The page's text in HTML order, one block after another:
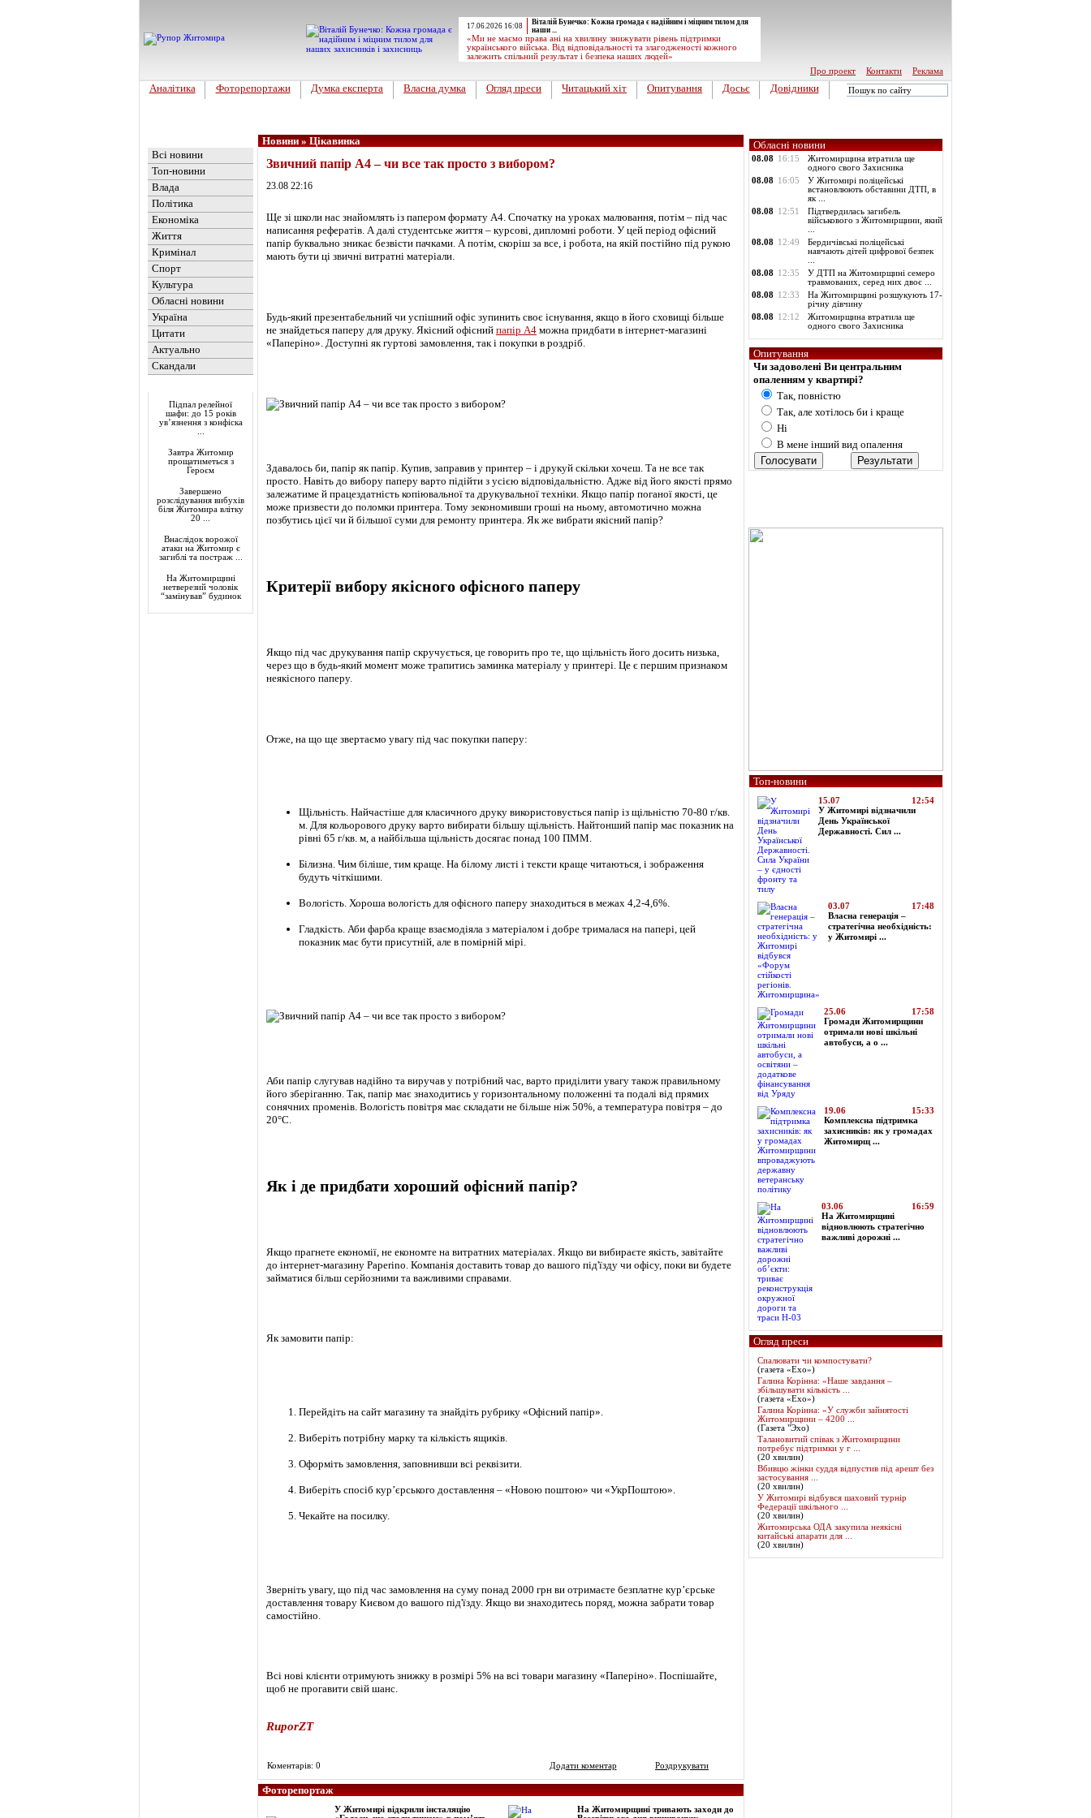
17.06.2026 16:08
Віталій Бунечко: Кожна громада є надійним і міцним тилом для
наши ...
«Ми не маємо права ані на хвилину знижувати рівень підтримки
українського війська. Від відповідальності та злагодженості кожного
залежить спільний результат і безпека наших людей»
Про проект
Контакти Реклама
Аналітика Фоторепортажи Думка експерта Власна думка Огляд преси Читацький хіт Опитування Досьє Довідники
Всі новини
Топ-новини
Влада
Політика
Економіка
Життя
Кримінал
Спорт
Культура
Обласні новини
Україна
Цитати
Актуально
Скандали
Підпал релейної
шафи: до 15 років
ув’язнення з конфіска
Завтра Житомир
прощатиметься з
Героєм
Завершено
розслідування вибухів
біля Житомира влітку
20 ...
Внаслідок ворожої
атаки на Житомир є
загиблі та постраж ...
На Житомирщині
нетверезий чоловік
“замінував” будинок
Новини»Цікавинка
Звичний папір А4 – чи все так просто з вибором?
23.08 22:16
Ще зі школи нас знайомлять із папером формату А4. Спочатку на уроках малювання, потім – під час
написання рефератів. А далі студентське життя – курсові, дипломні роботи. У цей період офісний
папір буквально зникає безвісти пачками. А потім, скоріш за все, і робота, на якій постійно під рукою
мають бути ці звичні витратні матеріали.
Будь-який презентабельний чи успішний офіс зупинить своє існування, якщо в його сховищі більше
не знайдеться паперу для друку. Якісний офісний папір А4 можна придбати в інтернет-магазині
«Паперіно». Доступні як гуртові замовлення, так і покупки в роздріб.
Здавалось би, папір як папір. Купив, заправив у принтер – і друкуй скільки хочеш. Та не все так
просто. Навіть до вибору паперу варто підійти з усією відповідальністю. Адже від його якості прямо
залежатиме й працездатність копіювальної та друкувальної техніки. Якщо папір поганої якості, це
може призвести до поломки принтера. Тому зекономивши гроші на ньому, автомотично можна
позбутись цієї чи й більшої суми для ремонту принтера. Як же вибрати якісний папір?
Критерії вибору якісного офісного паперу
Якщо під час друкування папір скручується, це говорить про те, що щільність його досить низька,
через що в будь-який момент може трапитись заминка матеріалу у принтері. Це є першим признаком
неякісного паперу.
Отже, на що ще звертаємо увагу під час покупки паперу:
Щільність. Найчастіше для класичного друку використовується папір із щільністю 70-80 г/кв.
м. Для кольорового друку варто вибирати більшу щільність. Найтонший папір має показник на
рівні 65 г/кв. м, а найбільша щільність досягає понад 100 ПММ.
Білизна. Чим біліше, тим краще. На білому листі і тексти краще читаються, і зображення
будуть чіткішими.
Вологість. Хороша вологість для офісного паперу знаходиться в межах 4,2-4,6%.
Гладкість. Аби фарба краще взаємодіяла з матеріалом і добре трималася на папері, цей
показник має бути присутній, але в помірній мірі.
Аби папір слугував надійно та виручав у потрібний час, варто приділити увагу також правильному
його зберіганню. Так, папір має знаходитись у горизонтальному положенні та подалі від прямих
сонячних променів. Вологість повітря має складати не більше ніж 50%, а температура повітря – до
20°C.
Як і де придбати хороший офісний папір?
Якщо прагнете економії, не економте на витратних матеріалах. Якщо ви вибираєте якість, завітайте
до інтернет-магазину Paperino. Компанія доставить товар до вашого під'їзду чи офісу, поки ви будете
займатися більш серйозними та важливими справами.
Як замовити папір:
Перейдіть на сайт магазину та знайдіть рубрику «Офісний папір».
Виберіть потрібну марку та кількість ящиків.
Оформіть замовлення, заповнивши всі реквізити.
Виберіть спосіб кур’єрського доставлення – «Новою поштою» чи «УкрПоштою».
Чекайте на посилку.
Зверніть увагу, що під час замовлення на суму понад 2000 грн ви отримаєте безплатне кур’єрське
доставлення товару Києвом до вашого під'їзду. Якщо ви знаходитесь поряд, можна забрати товар
самостійно.
Всі нові клієнти отримують знижку в розмірі 5% на всі товари магазину «Паперіно». Поспішайте,
щоб не прогавити свій шанс.
RuporZT
Коментарів: 0 Додати коментар Роздрукувати
Фоторепортаж
У Житомирі відкрили інсталяцію
На Житомирщині тривають заходи до
Обласні новини
08.08 16:15
Житомирщина втратила ще
одного свого Захисника
08.08 16:05
У Житомирі поліцейські
встановлюють обставини ДТП, в
як ...
08.08 12:51
Підтвердилась загибель
військового з Житомирщини, який
08.08 12:49
Бердичівські поліцейські
навчають дітей цифрової безпек
08.08 12:35
У ДТП на Житомирщині семеро
травмованих, серед них двоє ...
08.08 12:33
На Житомирщині розшукують 17-
річну дівчину
08.08 12:12
Житомирщина втратила ще
одного свого Захисника
Опитування
Чи задоволені Ви центральним
опаленням у квартирі?
Так, повністю
Так, але хотілось би і краще
Ні
В мене інший вид опалення
Топ-новини
15.07
12:54
У Житомирі відзначили
День Української
Державності. Сил ...
03.07
17:48
Власна генерація –
стратегічна необхідність:
у Житомирі ...
25.06
17:58
Громади Житомирщини
отримали нові шкільні
автобуси, а о ...
19.06
15:33
Комплексна підтримка
захисників: як у громадах
Житомирщ ...
03.06
16:59
На Житомирщині
відновлюють стратегічно
важливі дорожні ...
Огляд преси
Спалювати чи компостувати?
(газета «Ехо»)
Галина Корінна: «Наше завдання –
збільшувати кількість ...
(газета «Ехо»)
Галина Корінна: «У служби зайнятості
Житомирщини – 4200 ...
(Газета "Эхо)
Талановитий співак з Житомирщини
потребує підтримки у г ...
(20 хвилин)
Вбивцю жінки суддя відпустив під арешт без
застосування ...
(20 хвилин)
У Житомирі відбувся шаховий турнір
Федерації шкільного ...
(20 хвилин)
Житомирська ОДА закупила неякісні
китайські апарати для ...
(20 хвилин)